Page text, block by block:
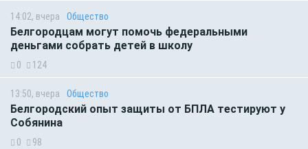
14:02, вчера Общество
Белгородцам могут помочь федеральными
деньгами собрать детей в школу
0 124
13:50, вчера Общество
Белгородский опыт защиты от БПЛА тестируют у
Собянина
0 98